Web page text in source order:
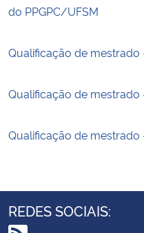
do PPGPC/UFSM
Qualificação de mestrado
Qualificação de mestrado
Qualificação de mestrado
REDES SOCIAIS: